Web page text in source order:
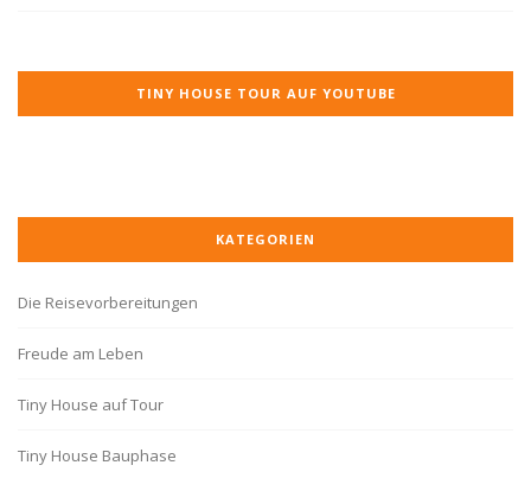
TINY HOUSE TOUR AUF YOUTUBE
KATEGORIEN
Die Reisevorbereitungen
Freude am Leben
Tiny House auf Tour
Tiny House Bauphase